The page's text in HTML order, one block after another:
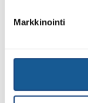
Markkinointi